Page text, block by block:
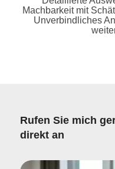
Machbarkeit mit
Unverbindliches
Rufen Sie mich
direkt an